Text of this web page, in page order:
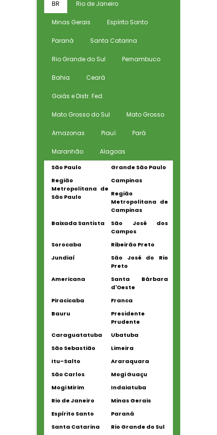
BR Rio de Janeiro
Minas Gerais Espírito Santo
Paraná Santa Catarina
Rio Grande do Sul Pernambuco
Bahia Ceará
Goiás e Distr. Fed.
Mato Grosso do Sul Mato Grosso
Amazonas Piauí Pará
Maranhão Alagoas
São Paulo
Grande São Paulo
Região
Metropolitana de
São Paulo
Campinas
Região
Metropolitana de
Campinas
Baixada Santista
São José dos
Campos
Sorocaba
Ribeirão Preto
Jundiaí
São José do Rio
Preto
Americana
Santa Bárbara
d'Oeste
Piracicaba
Franca
Bauru
Presidente
Prudente
Caraguatatuba
Ubatuba
São Sebastião
Limeira
Itu–Salto
Araraquara
São Carlos
Mogi Guaçu
Mogi Mirim
Indaiatuba
Rio de Janeiro
Minas Gerais
Espírito Santo
Paraná
Santa Catarina
Rio Grande do Sul